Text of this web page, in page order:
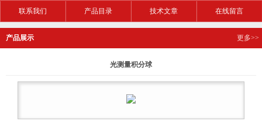
联系我们 产品目录 技术文章 在线留言
产品展示 更多>>
光测量积分球